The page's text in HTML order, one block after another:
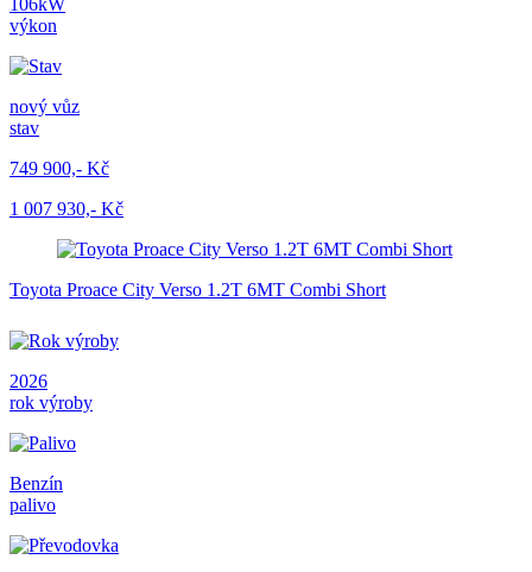
výkon
nový vůz
stav
749 900,- Kč
1 007 930,- Kč
Toyota Proace City Verso 1.2T 6MT Combi Short
2026
rok výroby
Benzín
palivo